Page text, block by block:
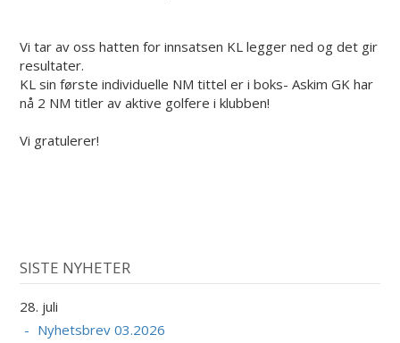
Vi tar av oss hatten for innsatsen KL legger ned og det gir
resultater.
KL sin første individuelle NM tittel er i boks- Askim GK har
nå 2 NM titler av aktive golfere i klubben!
Vi gratulerer!
SISTE NYHETER
28. juli
Nyhetsbrev 03.2026